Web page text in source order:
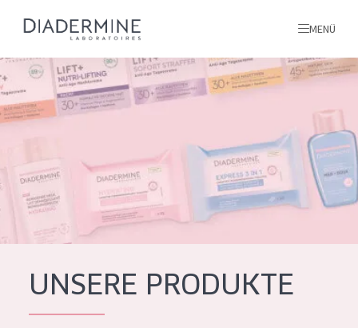
ALLE PRODUKTE
Alle produkte
MENÜ
inhaltsstoffe
Über uns
Inspiration
Kontakt
UNSERE PRODUKTE